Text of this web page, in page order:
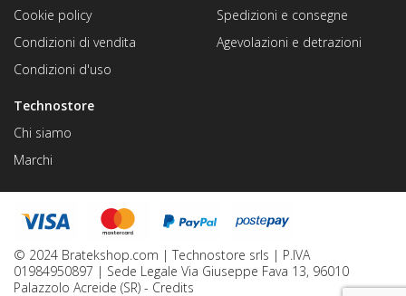
Technostore
Chi siamo
Marchi
Spedizioni e consegne
Agevolazioni e detrazioni
Cookie policy
Condizioni di vendita
Condizioni d'uso
© 2024 Bratekshop.com | Technostore srls | P.IVA
01984950897 | Sede Legale Via Giuseppe Fava 13, 96010
Palazzolo Acreide (SR) - Credits